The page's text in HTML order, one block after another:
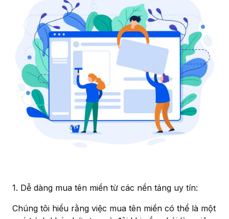
1. Dễ dàng mua tên miền từ các nền tảng uy tín:
Chúng tôi hiểu rằng việc mua tên miền có thể là một